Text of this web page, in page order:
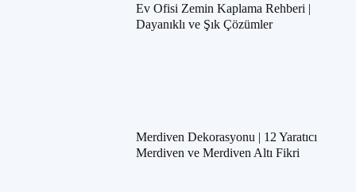
Ev Ofisi Zemin Kaplama Rehberi |
Dayanıklı ve Şık Çözümler
Merdiven Dekorasyonu | 12 Yaratıcı
Merdiven ve Merdiven Altı Fikri